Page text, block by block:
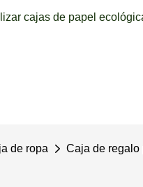
cajas de papel
de ropa Caja de regalo